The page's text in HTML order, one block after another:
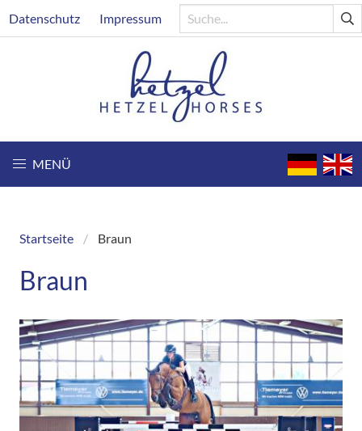
zum
Header
Datenschutz Impressum
MENÜ
Breadcrumb
Startseite Braun
Braun